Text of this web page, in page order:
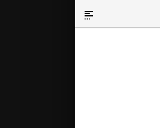
Полужирный
Вставка спойлера